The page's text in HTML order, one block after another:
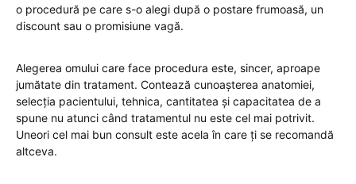
o procedură pe care s-o alegi după o postare frumoasă, un
discount sau o promisiune vagă.
Alegerea omului care face procedura este, sincer, aproape
jumătate din tratament. Contează cunoașterea anatomiei,
selecția pacientului, tehnica, cantitatea și capacitatea de a
spune nu atunci când tratamentul nu este cel mai potrivit.
Uneori cel mai bun consult este acela în care ți se recomandă
altceva.